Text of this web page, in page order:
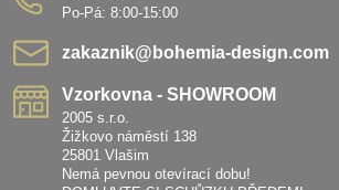
Po-Pá: 8:00-15:00
zakaznik​@bohemia-design​.com
Vzorkovna - SHOWROOM
2005 s.r.o.
Žižkovo náměstí 138
25801 Vlašim
Nemá pevnou otevírací dobu!